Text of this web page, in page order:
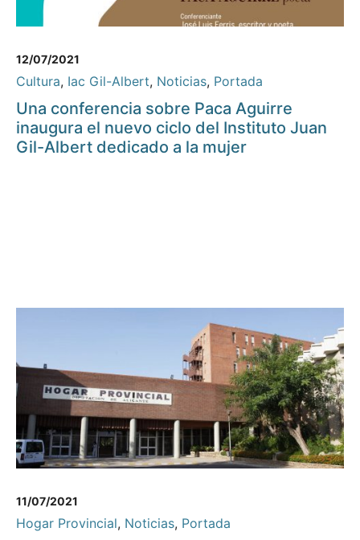
12/07/2021
Cultura, Iac Gil-Albert, Noticias, Portada
Una conferencia sobre Paca Aguirre
inaugura el nuevo ciclo del Instituto Juan
Gil-Albert dedicado a la mujer
11/07/2021
Hogar Provincial, Noticias, Portada